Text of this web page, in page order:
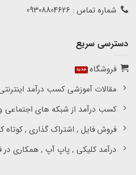
شماره تماس : 09308804626
دسترسی سریع
فروشگاه
مقالات آموزشی کسب درآمد
کسب درآمد از شبکه های اجتماعی
فروش فایل , اشتراک گذاری , کوتاه
درآمد کلیکی , پاپ آپ , همکاری